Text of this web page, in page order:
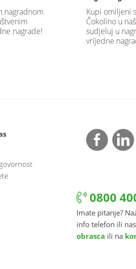
nagradnom
nagrade!
Kupi omiljeni
Čokolino u
sudjeluj u
vrijedne
0800
Imate pitanje?
info telefon ili
obrasca ili na